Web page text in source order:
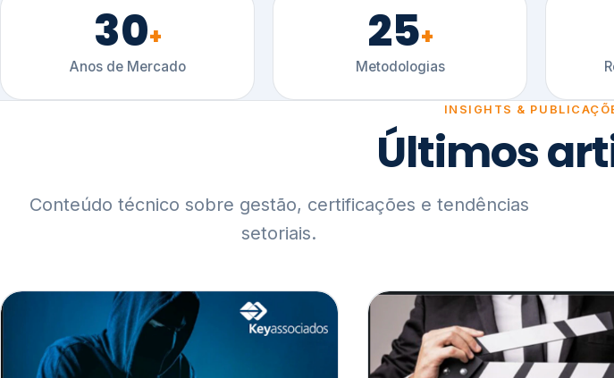
30+
Anos de Mercado
25+
Metodologias
INSIGHTS &
Últimos
Conteúdo técnico sobre gestão, certificações e tendências
setoriais.